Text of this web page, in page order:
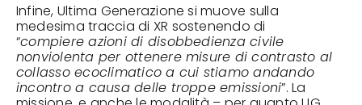
Infine, Ultima Generazione si muove sulla
medesima traccia di XR sostenendo di
“compiere azioni di disobbedienza civile
nonviolenta per ottenere misure di contrasto al
collasso ecoclimatico a cui stiamo andando
incontro a causa delle troppe emissioni”. La